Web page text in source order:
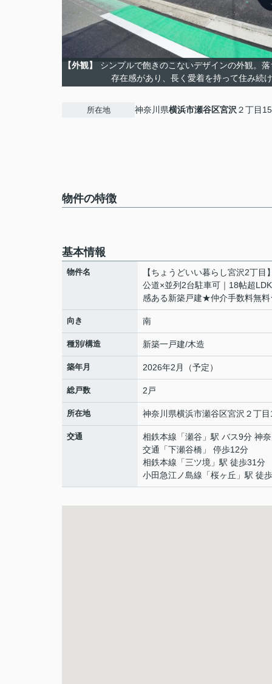
【外観】
シンプルで飽きのこないデザインの外観。
存在感があり、長く愛着を持って住み続
所在地 神奈川県横浜市瀬谷区宮沢 ２丁目
物件の特徴
基本情報
物件名
【ちょうどいい暮らし宮沢2丁目
公道×並列2台駐車可｜18帖超
感ある新築戸建★仲介手数料無
向き 南
種別/構造 新築一戸建/木造
築年月 2026年2月（予定）
総戸数 2戸
所在地 神奈川県横浜市瀬谷区宮沢 ２丁
交通 相鉄本線 「瀬谷 」駅 バス9分 神
交通「下瀬谷橋」 停歩12分
相鉄本線 「三ツ境 」駅 徒歩31分
小田急江ノ島線 「桜ヶ丘 」駅 徒